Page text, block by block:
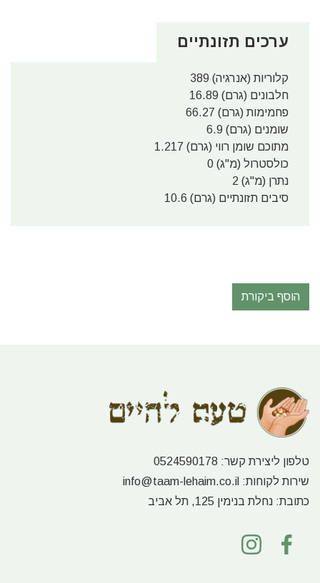
ערכים תזונתיים
קלוריות (אנרגיה) 389
חלבונים (גרם) 16.89
פחמימות (גרם) 66.27
שומנים (גרם) 6.9
מתוכם שומן רווי (גרם) 1.217
כולסטרול (מ"ג) 0
נתרן (מ"ג) 2
סיבים תזונתיים (גרם) 10.6
הוסף ביקורת
טלפון ליצירת קשר: 0524590178
שירות לקוחות: info@taam-lehaim.co.il
כתובת: נחלת בנימין 125, תל אביב